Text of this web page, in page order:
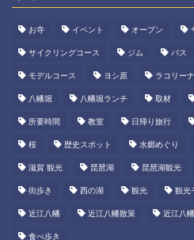
お寺 イベント オープン
サイクリングコース ジム バス
モデルコース ヨシ原 ラコリーナ
八幡堀 八幡堀ランチ 取材
所要時間 教室 日帰り旅行
桜 歴史スポット 水郷めぐり
滋賀 観光 琵琶湖 琵琶湖観光
街歩き 西の湖 観光 観光
近江八幡 近江八幡散策 近江八
食べ歩き